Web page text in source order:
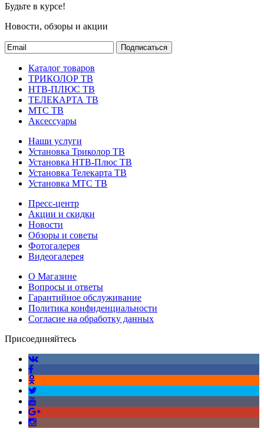
Будьте в курсе!
Новости, обзоры и акции
Подписаться
Каталог товаров
ТРИКОЛОР ТВ
НТВ-ПЛЮС ТВ
ТЕЛЕКАРТА ТВ
МТС ТВ
Аксессуары
Наши услуги
Установка Триколор ТВ
Установка НТВ-Плюс ТВ
Установка Телекарта ТВ
Установка МТС ТВ
Пресс-центр
Акции и скидки
Новости
Обзоры и советы
Фотогалерея
Видеогалерея
О Магазине
Вопросы и ответы
Гарантийное обслуживание
Политика конфиденциальности
Согласие на обработку данных
Присоединяйтесь